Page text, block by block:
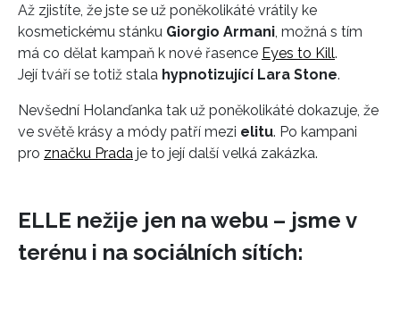
Až zjistíte, že jste se už poněkolikáté vrátily ke
kosmetickému stánku Giorgio Armani, možná s tím
má co dělat kampaň k nové řasence Eyes to Kill.
Její tváří se totiž stala hypnotizující Lara Stone.
Nevšední Holanďanka tak už poněkolikáté dokazuje, že
ve světě krásy a módy patří mezi elitu. Po kampani
pro značku Prada je to její další velká zakázka.
ELLE nežije jen na webu – jsme v
terénu i na sociálních sítích: